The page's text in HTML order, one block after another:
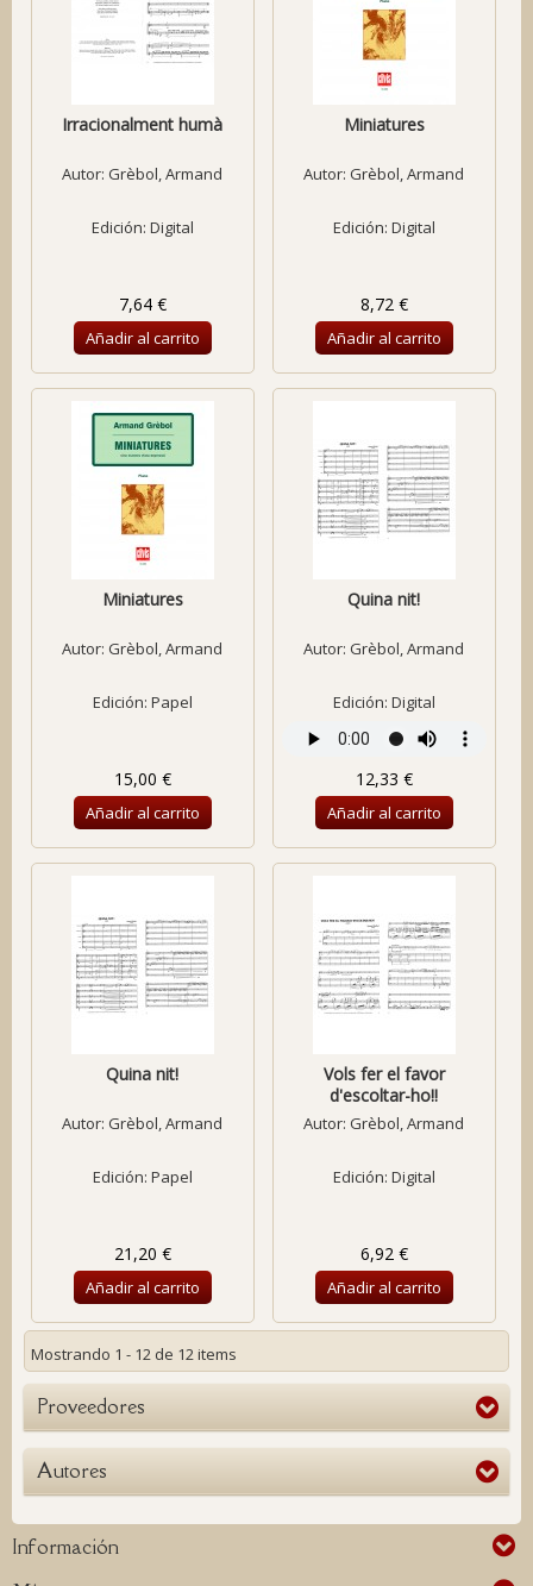
Irracionalment humà
Autor: Grèbol, Armand
Edición: Digital
7,64 €
Añadir al carrito
Miniatures
Autor: Grèbol, Armand
Edición: Digital
8,72 €
Añadir al carrito
Miniatures
Autor: Grèbol, Armand
Edición: Papel
15,00 €
Añadir al carrito
Quina nit!
Autor: Grèbol, Armand
Edición: Digital
12,33 €
Añadir al carrito
Quina nit!
Autor: Grèbol, Armand
Edición: Papel
21,20 €
Añadir al carrito
Vols fer el favor
d'escoltar-ho!!
Autor: Grèbol, Armand
Edición: Digital
6,92 €
Añadir al carrito
Mostrando 1 - 12 de 12 items
Proveedores
Autores
Información